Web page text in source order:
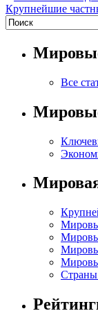
Крупнейшие
Все